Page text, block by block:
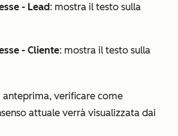
- Lead: mostra il testo sulla
- Cliente: mostra il testo sulla
anteprima, verificare come
attuale verrà visualizzata dai